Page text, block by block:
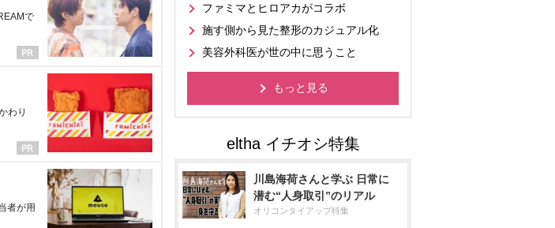
で
わり
者が用
ファミマとヒロアカがコラボ
施す側から見た整形のカジュアル化
美容外科医が世の中に思うこと
もっと見る
川島海荷さんと学ぶ 日常に
潜む“人身取引”のリアル
オリコンタイアップ特集